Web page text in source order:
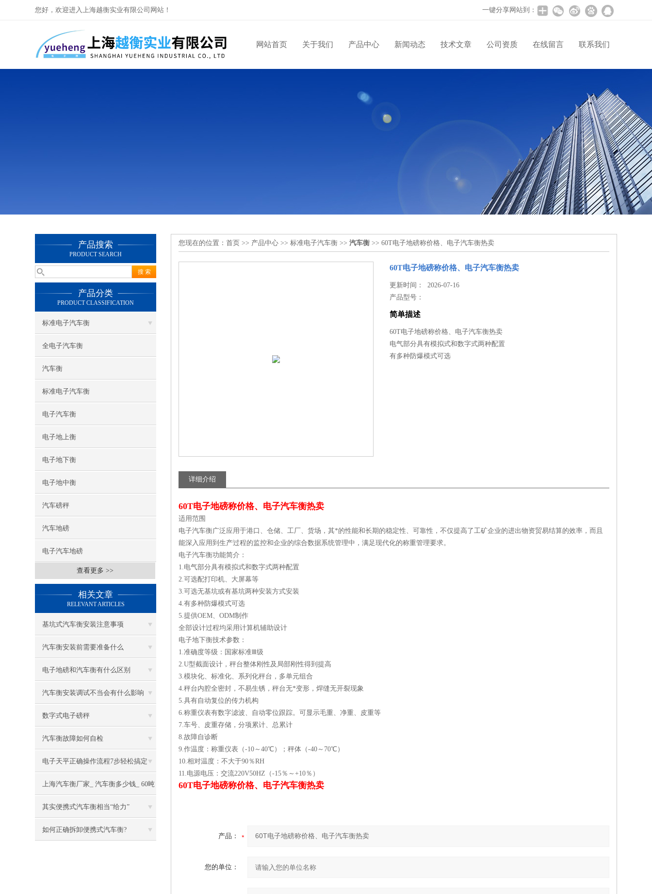
您好，欢迎进入上海越衡实业有限公司网站！ 一键分享网站到：
网站首页 关于我们 产品中心 新闻动态 技术文章 公司资质 在线留言 联系我们
产品搜索
PRODUCT SEARCH
产品分类
PRODUCT CLASSIFICATION
标准电子汽车衡
全电子汽车衡
汽车衡
标准电子汽车衡
电子汽车衡
电子地上衡
电子地下衡
电子地中衡
汽车磅秤
汽车地磅
电子汽车地磅
查看更多 >>
相关文章
RELEVANT ARTICLES
基坑式汽车衡安装注意事项
汽车衡安装前需要准备什么
电子地磅和汽车衡有什么区别
汽车衡安装调试不当会有什么影响
数字式电子磅秤
汽车衡故障如何自检
电子天平正确操作流程7步轻松搞定
上海汽车衡厂家_ 汽车衡多少钱_ 60吨
电子汽车衡
其实便携式汽车衡相当“给力”
如何正确拆卸便携式汽车衡?
您现在的位置： 首页 >> 产品中心 >> 标准电子汽车衡 >> 汽车衡 >> 60T电子地磅称价格、电子汽车衡热卖
60T电子地磅称价格、电子汽车衡热卖
更新时间： 2026-07-16
产品型号：
简单描述
60T电子地磅称价格、电子汽车衡热卖
电气部分具有模拟式和数字式两种配置
有多种防爆模式可选
详细介绍
60T电子地磅称价格、电子汽车衡热卖
适用范围
电子汽车衡广泛应用于港口、仓储、工厂、货场，其*的性能和长期的稳定性、可靠性，不仅提高了工矿企业的进出物资贸易结算的效率，而且
能深入应用到生产过程的监控和企业的综合数据系统管理中，满足现代化的称重管理要求。
电子汽车衡功能简介：
1.电气部分具有模拟式和数字式两种配置
2.可选配打印机、大屏幕等
3.可选无基坑或有基坑两种安装方式安装
4.有多种防爆模式可选
5.提供OEM、ODM制作
全部设计过程均采用计算机辅助设计
电子地下衡技术参数：
1.准确度等级：国家标准Ⅲ级
2.U型截面设计，秤台整体刚性及局部刚性得到提高
3.模块化、标准化、系列化秤台，多单元组合
4.秤台内腔全密封，不易生锈，秤台无*变形，焊缝无开裂现象
5.具有自动复位的传力机构
6.称重仪表有数字滤波、自动零位跟踪。可显示毛重、净重、皮重等
7.车号、皮重存储，分项累计、总累计
8.故障自诊断
9.作温度：称重仪表（-10～40℃）；秤体（-40～70℃）
10.相对温度：不大于90％RH
11.电源电压：交流220V50HZ（-15％～+10％）
60T电子地磅称价格、电子汽车衡热卖
产品：
您的单位：